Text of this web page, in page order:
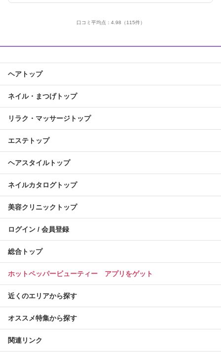
口コミ平均点： 4.98 （115件）
ヘアトップ
ネイル・まつげトップ
リラク・マッサージトップ
エステトップ
ヘアスタイルトップ
ネイルカタログトップ
美容クリニックトップ
ログイン / 会員登録
総合トップ
ホットペッパービューティー アプリをゲット
近くのエリアから探す
オススメ特集から探す
関連リンク